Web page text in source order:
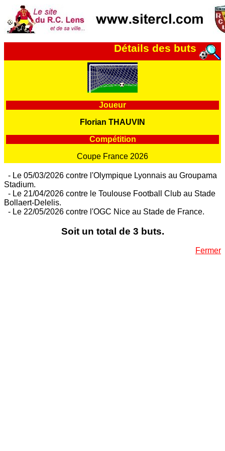
Détails des buts
Joueur
Florian THAUVIN
Compétition
Coupe France 2026
- Le 05/03/2026 contre l'Olympique Lyonnais au Groupama
Stadium.
- Le 21/04/2026 contre le Toulouse Football Club au Stade
Bollaert-Delelis.
- Le 22/05/2026 contre l'OGC Nice au Stade de France.
Soit un total de 3 buts.
Fermer